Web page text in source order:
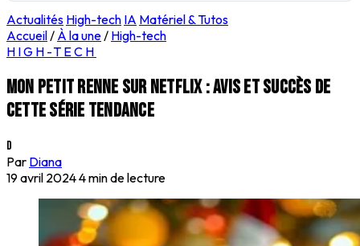
Actualités High-tech IA Matériel & Tutos
Accueil/ À la une/ High-tech
HIGH-TECH
Mon petit renne sur Netflix : avis et succès de
cette série tendance
D
Par Diana
19 avril 20244 min de lecture